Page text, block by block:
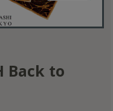
Back to